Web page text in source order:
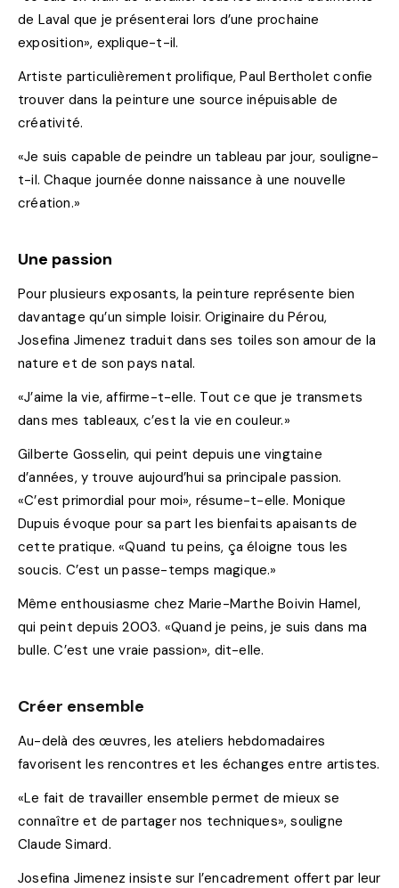
de Laval que je présenterai lors d’une prochaine
exposition», explique-t-il.
Artiste particulièrement prolifique, Paul Bertholet confie
trouver dans la peinture une source inépuisable de
créativité.
«Je suis capable de peindre un tableau par jour, souligne-
t-il. Chaque journée donne naissance à une nouvelle
création.»
Une passion
Pour plusieurs exposants, la peinture représente bien
davantage qu’un simple loisir. Originaire du Pérou,
Josefina Jimenez traduit dans ses toiles son amour de la
nature et de son pays natal.
«J’aime la vie, affirme-t-elle. Tout ce que je transmets
dans mes tableaux, c’est la vie en couleur.»
Gilberte Gosselin, qui peint depuis une vingtaine
d’années, y trouve aujourd’hui sa principale passion.
«C’est primordial pour moi», résume-t-elle. Monique
Dupuis évoque pour sa part les bienfaits apaisants de
cette pratique. «Quand tu peins, ça éloigne tous les
soucis. C’est un passe-temps magique.»
Même enthousiasme chez Marie-Marthe Boivin Hamel,
qui peint depuis 2003. «Quand je peins, je suis dans ma
bulle. C’est une vraie passion», dit-elle.
Créer ensemble
Au-delà des œuvres, les ateliers hebdomadaires
favorisent les rencontres et les échanges entre artistes.
«Le fait de travailler ensemble permet de mieux se
connaître et de partager nos techniques», souligne
Claude Simard.
Josefina Jimenez insiste sur l’encadrement offert par leur